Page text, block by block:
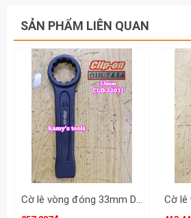
SẢN PHẨM LIÊN QUAN
Cờ lê vòng đóng 33mm DIN7444 Clip-On CLO-22033